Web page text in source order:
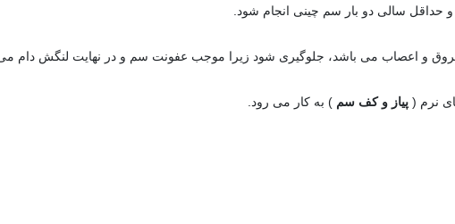
سالی دو بار سم چینی انجام شود.
و اعصاب می باشد، جلوگیری شود زیرا موجب عفونت سم و در نهایت لنگش دام
نرم ( پیاز و کف سم ) به کار می رود.